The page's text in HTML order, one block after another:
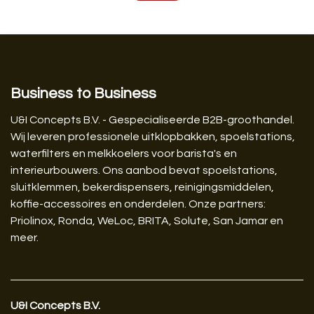
Business to Business
U&I Concepts B.V. - Gespecialiseerde B2B-groothandel.
Wij leveren professionele uitklopbakken, spoelstations,
waterfilters en melkkoelers voor barista's en
interieurbouwers. Ons aanbod bevat spoelstations,
sluitklemmen, bekerdispensers, reinigingsmiddelen,
koffie-accessoires en onderdelen. Onze partners:
Priolinox, Ronda, WeLoc, BRITA, Solute, San Jamar en
meer.
U&I Concepts B.V.​